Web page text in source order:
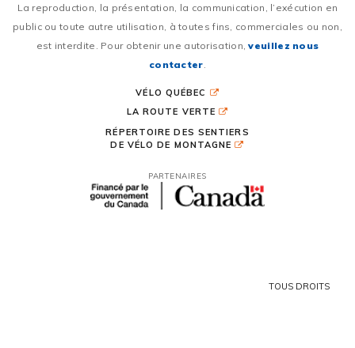
La reproduction, la présentation, la communication, l’exécution en
public ou toute autre utilisation, à toutes fins, commerciales ou non,
est interdite. Pour obtenir une autorisation,veuillez nous
contacter
VÉLO QUÉBEC
LA ROUTE VERTE
RÉPERTOIRE DES SENTIERS
DE VÉLO DE MONTAGNE
PARTENAIRES
TOUS DROITS